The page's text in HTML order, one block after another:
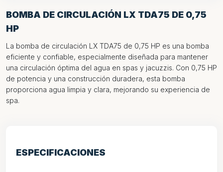
BOMBA DE CIRCULACIÓN LX TDA75 DE 0,75
HP
La bomba de circulación LX TDA75 de 0,75 HP es una bomba
eficiente y confiable, especialmente diseñada para mantener
una circulación óptima del agua en spas y jacuzzis. Con 0,75 HP
de potencia y una construcción duradera, esta bomba
proporciona agua limpia y clara, mejorando su experiencia de
spa.
ESPECIFICACIONES